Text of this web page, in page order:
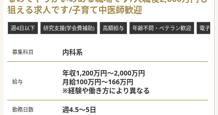
狙える求人です/子育て中医師歓迎
週4日以下 研究支援(学会費補助) 高額給与 年齢不問・ベテラン歓迎 電子カ
募集科目 内科系
給与
年収1,200万円～2,000万円
月給100万円～166万円
※経験や働き方により異なる
勤務日数 週4.5～5日